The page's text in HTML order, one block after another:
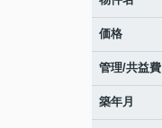
価格
管理/共益費
築年月